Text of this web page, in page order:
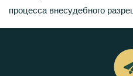
процесса внесудебного